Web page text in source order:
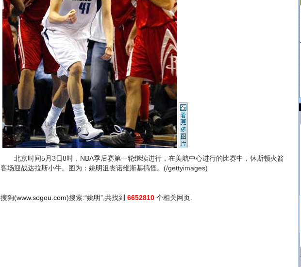
北京时间5月3日8时，NBA季后赛第一轮继续进行，在美航中心进行的比赛中，休斯顿火箭
客场迎战达拉斯小牛。图为： 姚明沮丧诺维斯基搞怪。(/gettyimages)
搜狗(www.sogou.com)搜索:“姚明”,共找到 6652810 个相关网页.